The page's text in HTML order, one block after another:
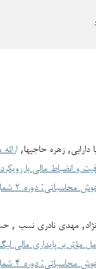
زهره حاجیها,
و انضباط مالی با
مهدي نادري نسب ,
مؤثر بر پایداری مالی لیگ